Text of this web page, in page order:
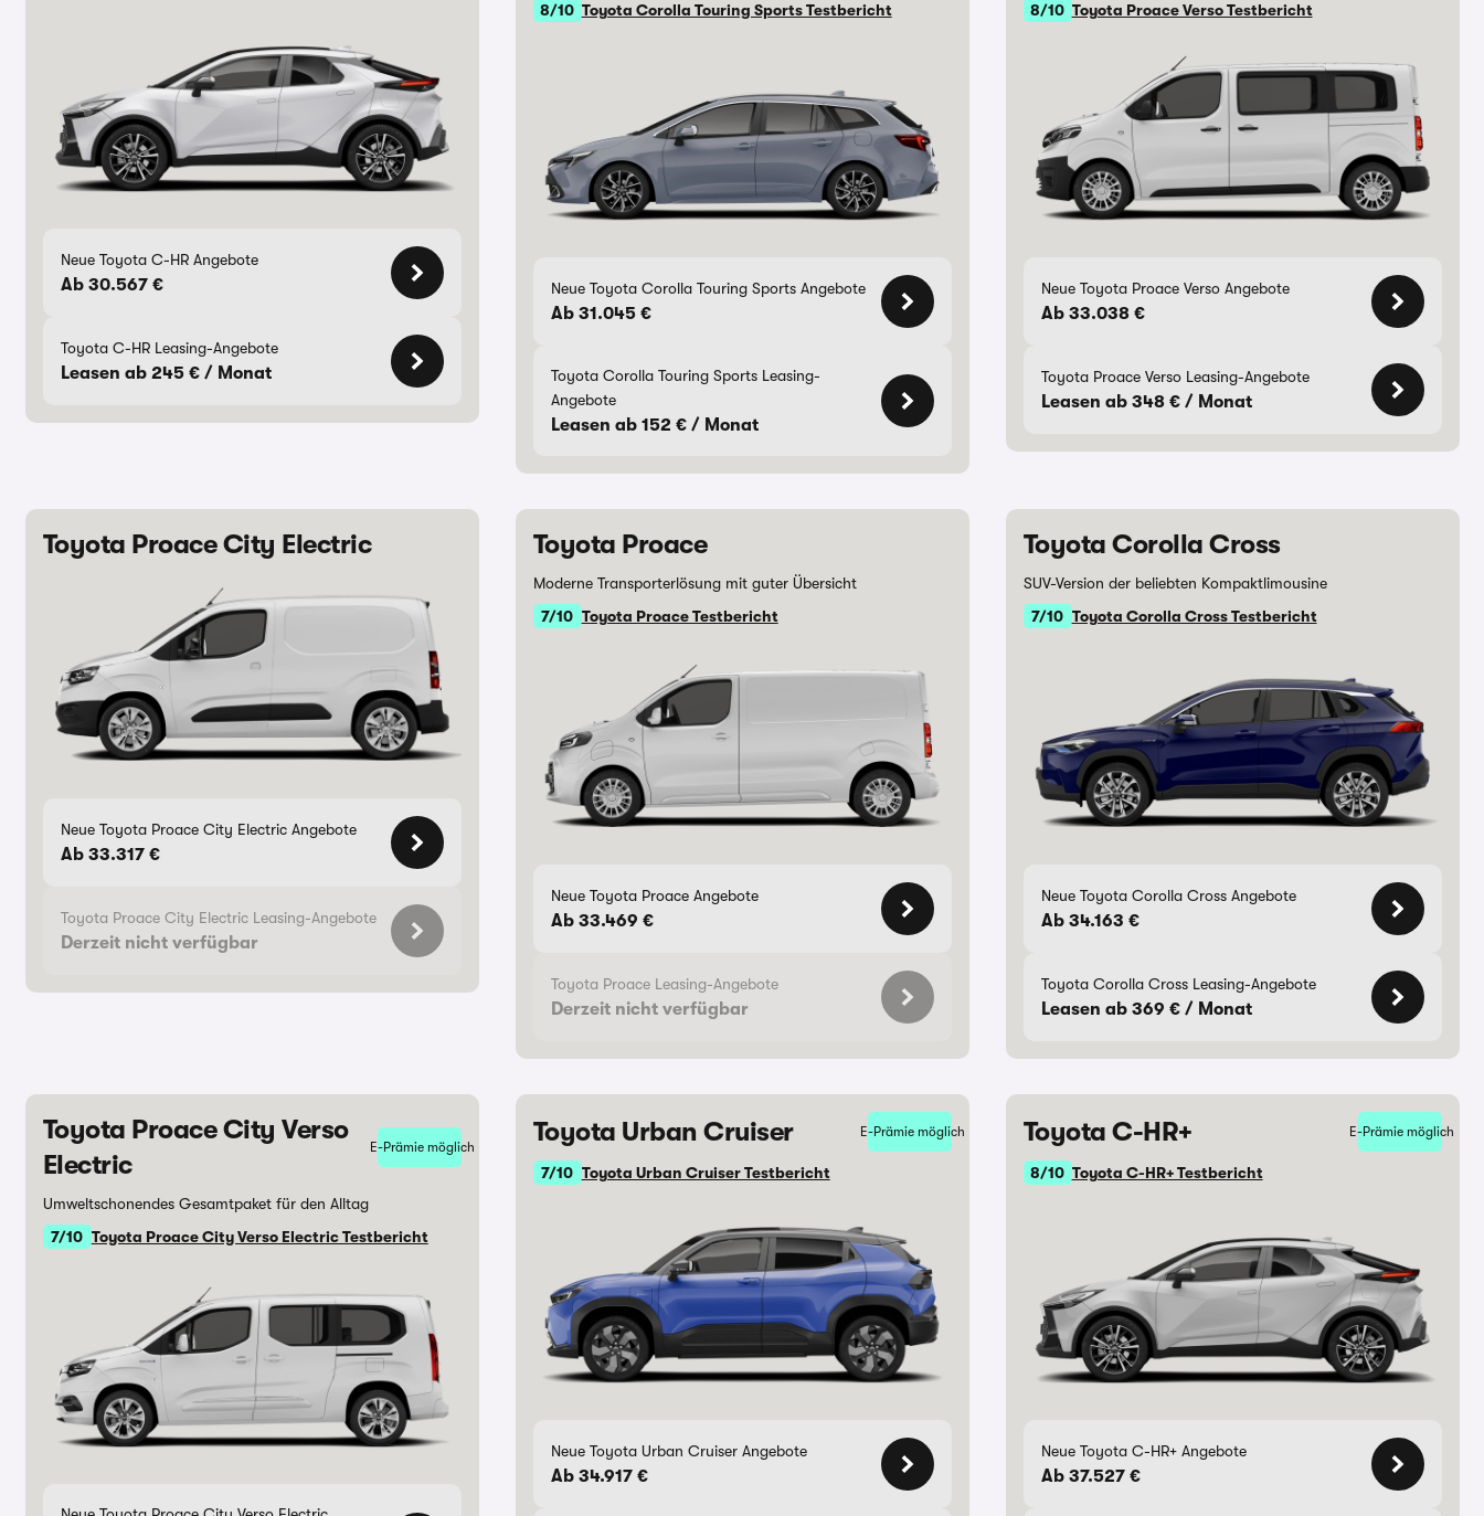
Neue Toyota C-HR Angebote
Ab 30.567 €
Toyota C-HR Leasing-Angebote
Leasen ab 245 € / Monat
8/10 Toyota Corolla Touring Sports Testbericht
Neue Toyota Corolla Touring Sports Angebote
Ab 31.045 €
Toyota Corolla Touring Sports Leasing-
Angebote
Leasen ab 152 € / Monat
8/10 Toyota Proace Verso Testbericht
Neue Toyota Proace Verso Angebote
Ab 33.038 €
Toyota Proace Verso Leasing-Angebote
Leasen ab 348 € / Monat
Toyota Proace City Electric
Neue Toyota Proace City Electric Angebote
Ab 33.317 €
Toyota Proace City Electric Leasing-Angebote
Derzeit nicht verfügbar
Toyota Proace
Moderne Transporterlösung mit guter Übersicht
7/10 Toyota Proace Testbericht
Neue Toyota Proace Angebote
Ab 33.469 €
Toyota Proace Leasing-Angebote
Derzeit nicht verfügbar
Toyota Corolla Cross
SUV-Version der beliebten Kompaktlimousine
7/10 Toyota Corolla Cross Testbericht
Neue Toyota Corolla Cross Angebote
Ab 34.163 €
Toyota Corolla Cross Leasing-Angebote
Leasen ab 369 € / Monat
Toyota Proace City Verso
Electric
E-Prämie möglich
Umweltschonendes Gesamtpaket für den Alltag
7/10 Toyota Proace City Verso Electric Testbericht
Toyota Urban Cruiser E-Prämie möglich
7/10 Toyota Urban Cruiser Testbericht
Neue Toyota Urban Cruiser Angebote
Ab 34.917 €
Toyota C-HR+ E-Prämie möglich
8/10 Toyota C-HR+ Testbericht
Neue Toyota C-HR+ Angebote
Ab 37.527 €